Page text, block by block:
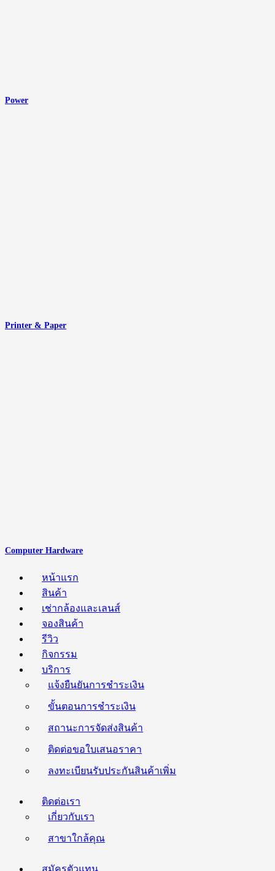
Power
Printer & Paper
Computer Hardware
หน้าแรก
สินค้า
เช่ากล้องและเลนส์
จองสินค้า
รีวิว
กิจกรรม
บริการ
แจ้งยืนยันการชำระเงิน
ขั้นตอนการชำระเงิน
สถานะการจัดส่งสินค้า
ติดต่อขอใบเสนอราคา
ลงทะเบียนรับประกันสินค้าเพิ่ม
ติดต่อเรา
เกี่ยวกับเรา
สาขาใกล้คุณ
สมัครตัวแทน